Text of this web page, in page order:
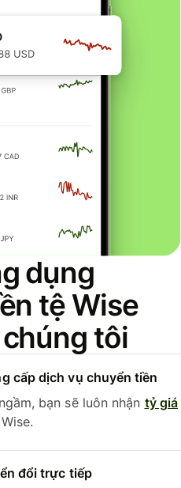
dụng
tệ Wise
tôi
cấp dịch vụ chuyển tiền
bạn sẽ luôn nhận tỷ giá
đổi trực tiếp